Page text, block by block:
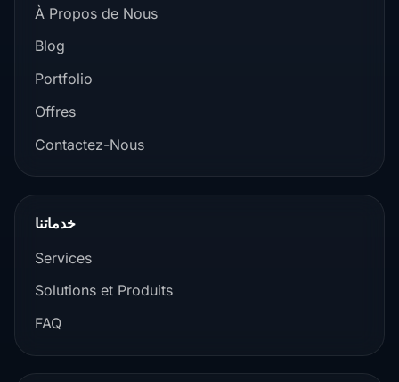
À Propos de Nous
Blog
Portfolio
Offres
Contactez-Nous
خدماتنا
Services
Solutions et Produits
FAQ